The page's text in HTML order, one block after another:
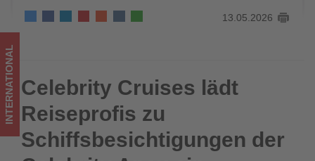
Apex
ein
-
Wissen,
was
im
13.05.2026
Celebrity Cruises lädt Reiseprofis zu Schiffsbesichtigungen
der Celebrity Apex ein
INTERNATIONAL Celebrity Cruises lädt
Reiseprofis zu
Schiffsbesichtigungen der